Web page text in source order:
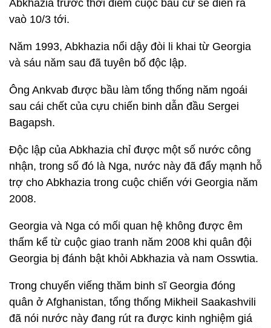
Abkhazia trước thời điểm cuộc bầu cử sẽ diễn ra
vaò 10/3 tới.
Năm 1993, Abkhazia nổi dậy đòi li khai từ Georgia
và sáu năm sau đã tuyên bố độc lập.
Ông Ankvab được bầu làm tổng thống năm ngoái
sau cái chết của cựu chiến binh dẫn đầu Sergei
Bagapsh.
Độc lập của Abkhazia chỉ được một số nước công
nhận, trong số đó là Nga, nước này đã đẩy mạnh hỗ
trợ cho Abkhazia trong cuộc chiến với Georgia năm
2008.
Georgia và Nga có mối quan hệ không được êm
thấm kể từ cuộc giao tranh năm 2008 khi quân đội
Georgia bị đánh bật khỏi Abkhazia và nam Osswtia.
Trong chuyến viếng thăm binh sĩ Georgia đóng
quân ở Afghanistan, tổng thống Mikheil Saakashvili
đã nói nước này đang rút ra được kinh nghiệm giá